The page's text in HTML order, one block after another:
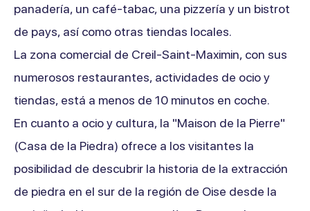
panadería, un café-tabac, una pizzería y un bistrot
de pays, así como otras tiendas locales.
La zona comercial de Creil-Saint-Maximin, con sus
numerosos restaurantes, actividades de ocio y
tiendas, está a menos de 10 minutos en coche.
En cuanto a ocio y cultura, la "Maison de la Pierre"
(Casa de la Piedra) ofrece a los visitantes la
posibilidad de descubrir la historia de la extracción
de piedra en el sur de la región de Oise desde la